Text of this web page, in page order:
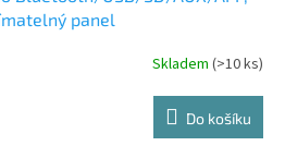
panel
Skladem (>10 ks)
Do košíku